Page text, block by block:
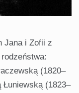
Jana i Zofii z
(1820–
(1823–